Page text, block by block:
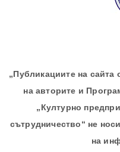
„Публикациите на сайта
на авторите и
„Културно
сътрудничество“ не
на